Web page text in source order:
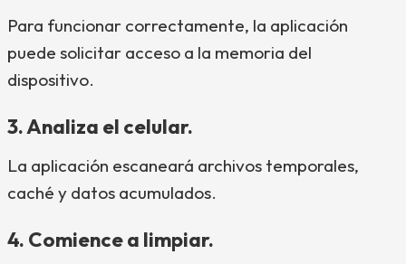
Para funcionar correctamente, la aplicación
puede solicitar acceso a la memoria del
dispositivo.
3. Analiza el celular.
La aplicación escaneará archivos temporales,
caché y datos acumulados.
4. Comience a limpiar.